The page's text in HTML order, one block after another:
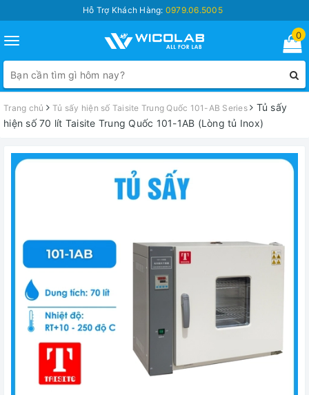
Hỗ Trợ Khách Hàng: 0979.06.5005
Toggle
navigation
0
Trang chủ Tủ sấy hiện số Taisite Trung Quốc 101-AB Series
Tủ sấy
hiện số 70 lít Taisite Trung Quốc 101-1AB (Lòng tủ Inox)